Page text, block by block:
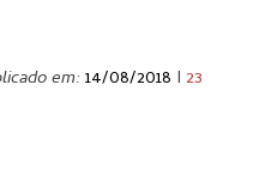
em:14/08/2018 I 23